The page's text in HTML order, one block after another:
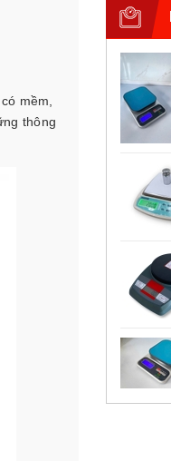
mềm,
thông